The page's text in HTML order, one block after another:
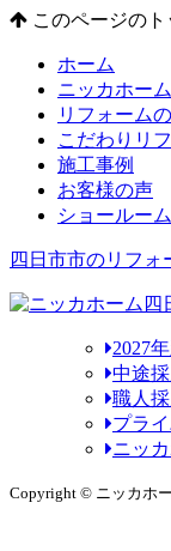
このページの
ホーム
ニッカホー
リフォーム
こだわりリ
施工事例
お客様の声
ショールー
四日市市のリフォ
2027
中途
職人
プラ
ニッ
Copyright © ニッカホ